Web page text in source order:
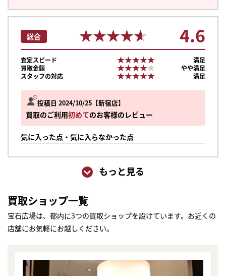
投稿日 2024/10/25 新宿店
買取のご利用初めてのお客様のレビュー
気に入った点・気に入らなかった点
総合 ★★★★★
★★★★★ 4.6
査定スピード ★★★★★
★★★★★
満足
買取金額
★★★★★
★★★★★
やや満足
スタッフの対応
★★★★★
★★★★★ 満足
もっと見る
買取ショップ一覧
宝石広場は、都内に3つの買取ショップを設けています。お近くの
店舗にお気軽にお越しください。
かんたん30秒でお試し査定